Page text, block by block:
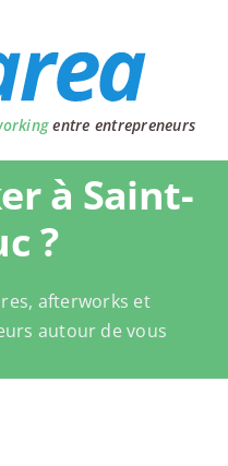
entre entrepreneurs
à Saint-
?
afterworks et
autour de vous